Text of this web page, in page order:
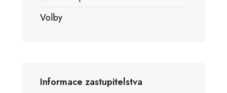
Volby
Informace zastupitelstva